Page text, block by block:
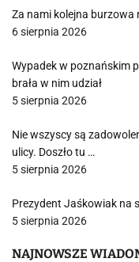
Za nami kolejna burzowa
6 sierpnia 2026
Wypadek w poznańskim
brała w nim udział
5 sierpnia 2026
Nie wszyscy są
ulicy. Doszło tu …
5 sierpnia 2026
Prezydent Jaśkowiak na
5 sierpnia 2026
NAJNOWSZE